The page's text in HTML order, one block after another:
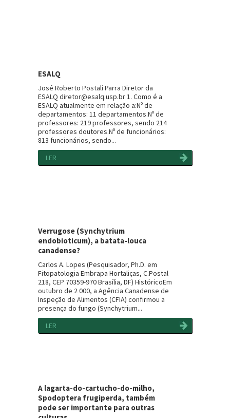
ESALQ
José Roberto Postali Parra Diretor da
ESALQ diretor@esalq.usp.br 1. Como é a
ESALQ atualmente em relação a:Nº de
departamentos: 11 departamentos.Nº de
professores: 219 professores, sendo 214
professores doutores.Nº de funcionários:
813 funcionários, sendo...
LER
Verrugose (Synchytrium
endobioticum), a batata-louca
canadense?
Carlos A. Lopes (Pesquisador, Ph.D. em
Fitopatologia Embrapa Hortaliças, C.Postal
218, CEP 70359-970 Brasília, DF) HistóricoEm
outubro de 2 000, a Agência Canadense de
Inspeção de Alimentos (CFIA) confirmou a
presença do fungo (Synchytrium...
LER
A lagarta-do-cartucho-do-milho,
Spodoptera frugiperda, também
pode ser importante para outras